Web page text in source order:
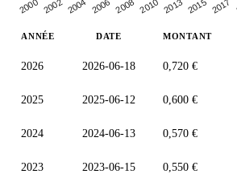
2000 2002 2004 2006 2008 2010 2013 2015 2017
ANNÉE DATE MONTANT
2026 2026-06-18 0,720 €
2025 2025-06-12 0,600 €
2024 2024-06-13 0,570 €
2023 2023-06-15 0,550 €